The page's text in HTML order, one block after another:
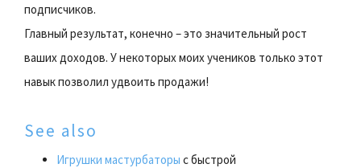
подписчиков.
Главный результат, конечно – это значительный рост
ваших доходов. У некоторых моих учеников только этот
навык позволил удвоить продажи!
See also
Игрушки мастурбаторы с быстрой